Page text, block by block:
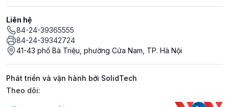
Liên hệ
84-24-39365555
84-24-39342724
41-43 phố Bà Triệu, phường Cửa Nam, TP. Hà Nội
Phát triển và vận hành bởi SolidTech
Mạng xã hội
Theo dõi: